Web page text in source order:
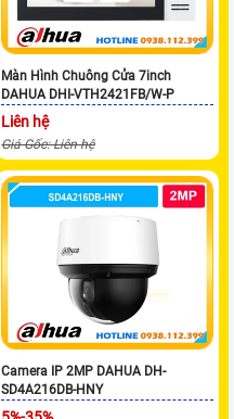
Màn Hình Chuông Cửa 7inch
DAHUA DHI-VTH2421FB/W-P
Liên hệ
Giá Gốc: Liên hệ
Camera IP 2MP DAHUA DH-
SD4A216DB-HNY